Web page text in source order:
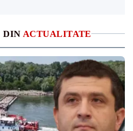
DIN ACTUALITATE